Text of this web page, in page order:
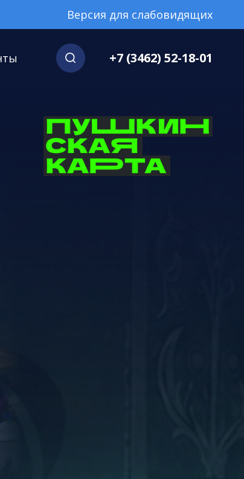
Версия для слабовидящих
+7 (3462) 52-18-01